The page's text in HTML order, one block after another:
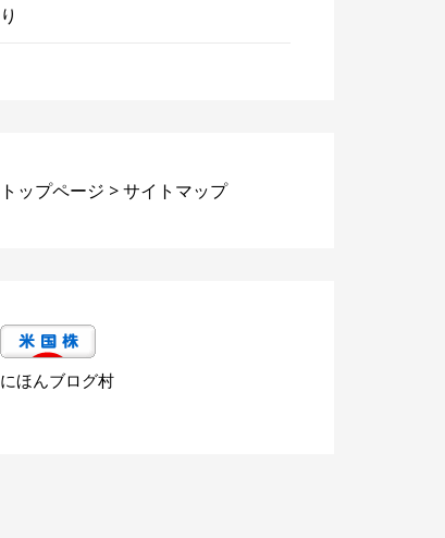
り
トップページ >サイトマップ
にほんブログ村